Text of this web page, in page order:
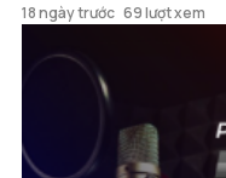
18 ngày trước 69 lượt xem